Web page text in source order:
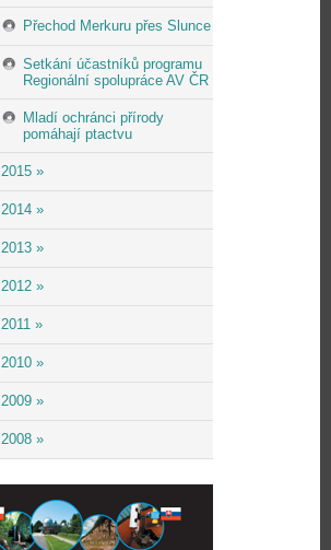
Přechod Merkuru přes Slunce
Setkání účastníků programu
Regionální spolupráce AV ČR
Mladí ochránci přírody
pomáhají ptactvu
2015 »
2014 »
2013 »
2012 »
2011 »
2010 »
2009 »
2008 »